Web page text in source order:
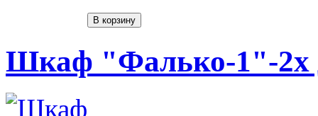
Шкаф "Фалько-1"-2х